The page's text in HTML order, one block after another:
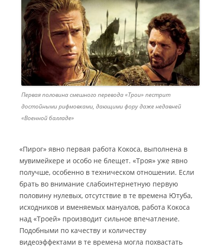
Первая половина смешного перевода «Трои» пестрит
достойными рифмовками, дающими фору даже недавней
«Военной балладе»
«Пирог» явно первая работа Кокоса, выполнена в
мувимейкере и особо не блещет. «Троя» уже явно
получше, особенно в техническом отношении. Если
брать во внимание слабоинтернетную первую
половину нулевых, отсутствие в те времена Ютуба,
исходников и вменяемых мануалов, работа Кокоса
над «Троей» производит сильное впечатление.
Подобными по качеству и количеству
видеоэффектами в те времена могла похвастать